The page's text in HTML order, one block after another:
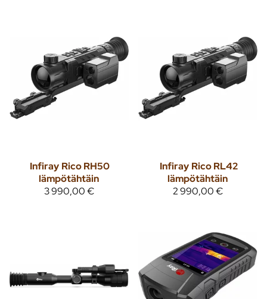
Infiray Rico RH50
lämpötähtäin
3 990,00 €
Infiray Rico RL42
lämpötähtäin
2 990,00 €